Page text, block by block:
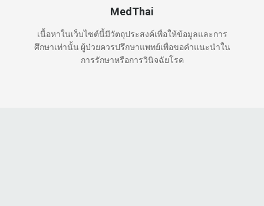
MedThai
เนื้อหาในเว็บไซต์นี้มีวัตถุประสงค์เพื่อให้ข้อมูลและการ
ศึกษาเท่านั้น ผู้ป่วยควรปรึกษาแพทย์เพื่อขอคำแนะนำใน
การรักษาหรือการวินิจฉัยโรค